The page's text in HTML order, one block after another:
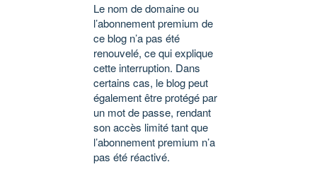
Le nom de domaine ou
l’abonnement premium de
ce blog n’a pas été
renouvelé, ce qui explique
cette interruption. Dans
certains cas, le blog peut
également être protégé par
un mot de passe, rendant
son accès limité tant que
l’abonnement premium n’a
pas été réactivé.